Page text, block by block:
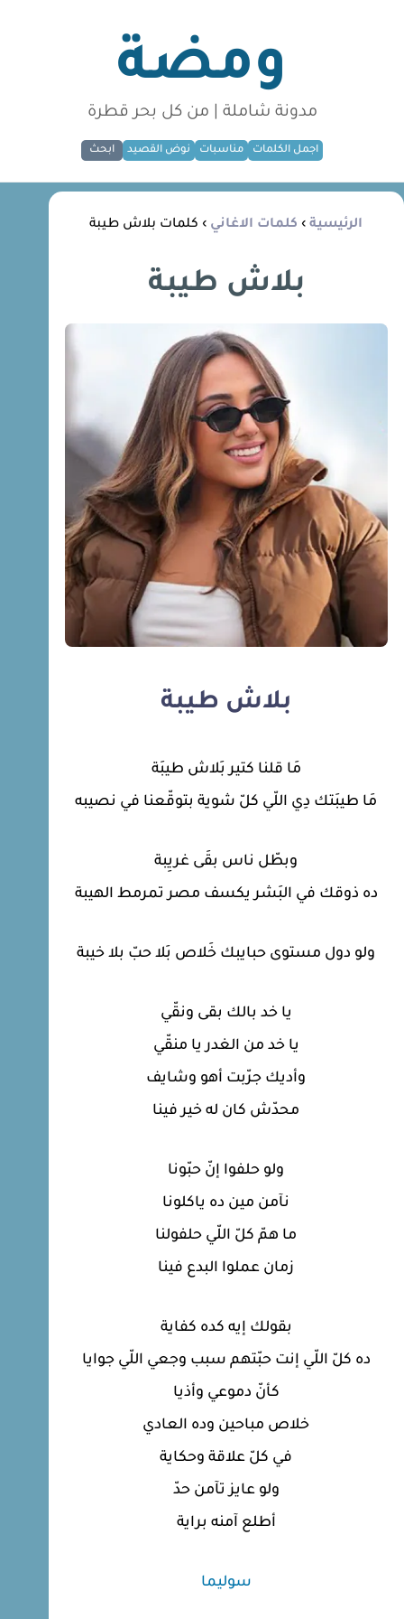
ومضة
مدونة شاملة | من كل بحر قطرة
اجمل الكلمات مناسبات نوض القصيد ابحث
الرئيسية› كلمات الاغاني › كلمات بلاش طيبة
بلاش طيبة
بلاش طيبة
مَا قلنا كتير بَلاش طيبَة
مَا طيبَتك دِي اللّي كلّ شوية بتوقّعنا في نصيبه
وبطّل ناس بقَى غريِبة
ده ذوقك في البَشر يكسف مصر تمرمط الهيبة
ولو دول مستوى حبايبك خَلاص بَلا حبّ بلا خيبة
يا خد بالك بقى ونقّي
يا خد من الغدر يا منقّي
وأديك جرّبت أهو وشايف
محدّش كان له خير فينا
ولو حلفوا إنّ حبّونا
نآمن مين ده ياكلونا
ما همّ كلّ اللّي حلفولنا
زمان عملوا البدع فينا
بقولك إيه كده كفاية
ده كلّ اللّي إنت حبّتهم سبب وجعي اللّي جوايا
كأنّ دموعي وأذيا
خلاص مباحين وده العادي
في كلّ علاقة وحكاية
ولو عايز تآمن حدّ
أطلع آمنه براية
سوليما